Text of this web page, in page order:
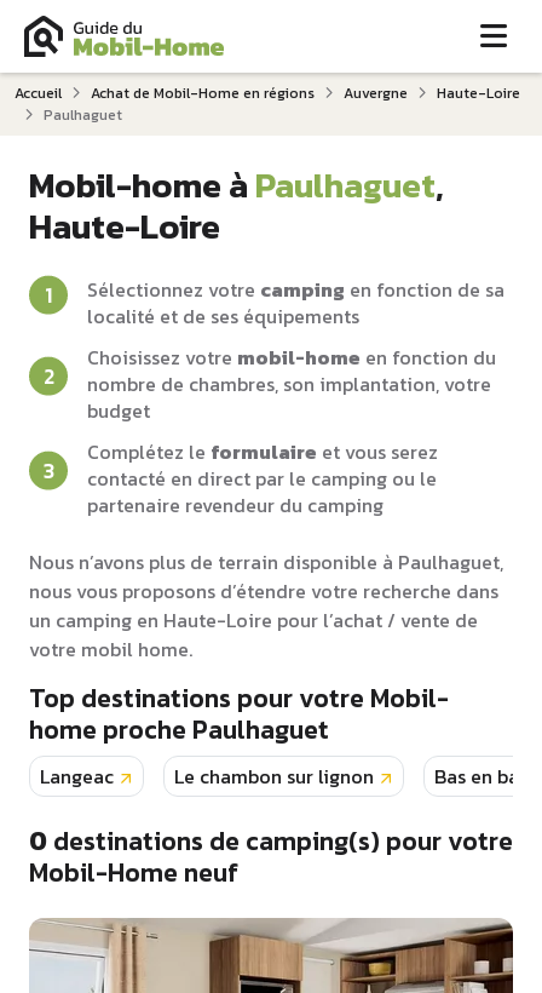
Accueil Achat de Mobil-Home en régions Auvergne
Haute-Loire
Paulhaguet
Mobil-home àPaulhaguet,
Haute-Loire
Sélectionnez votre camping en fonction de sa
localité et de ses équipements
Choisissez votre mobil-home en fonction du
nombre de chambres, son implantation, votre
budget
Complétez le formulaire et vous serez
contacté en direct par le camping ou le
partenaire revendeur du camping
Nous n’avons plus de terrain disponible à Paulhaguet,
nous vous proposons d’étendre votre recherche dans
un camping en Haute-Loire pour l’achat / vente de
votre mobil home.
Top destinations pour votre Mobil-
home proche Paulhaguet
Langeac Le chambon sur lignon Bas en
0destinations de camping(s) pour votre
Mobil-Home neuf